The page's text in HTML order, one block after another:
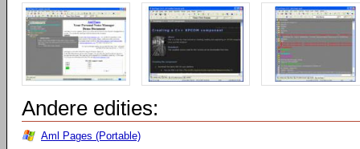
Andere edities:
Aml Pages (Portable)